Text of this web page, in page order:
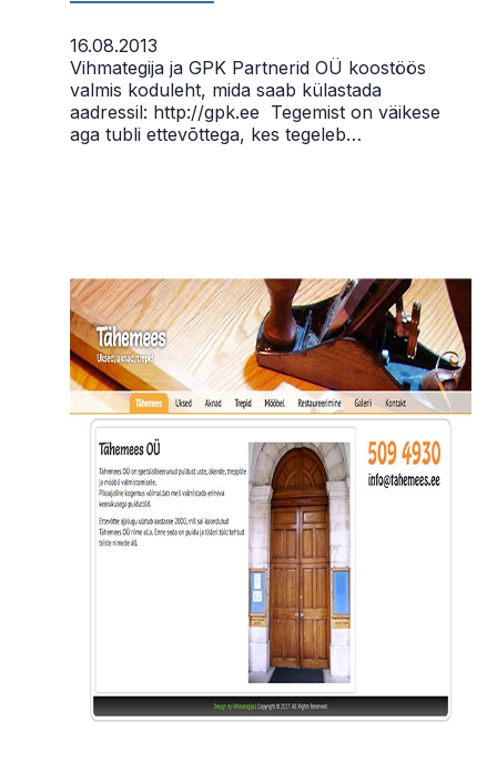
16.08.2013
Vihmategija ja GPK Partnerid OÜ koostöös
valmis koduleht, mida saab külastada
aadressil: http://gpk.ee Tegemist on väikese
aga tubli ettevõttega, kes tegeleb…